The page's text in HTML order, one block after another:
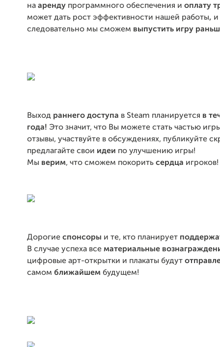
на аренду программного обеспечения и оплату
может дать рост эффективности нашей работы, и
следовательно мы сможем выпустить игру
Выход раннего доступа в Steam планируется в
года! Это значит, что Вы можете стать частью
отзывы, участвуйте в обсуждениях, публикуйте
предлагайте свои идеи по улучшению игры!
Мы верим, что сможем покорить сердца игроков!
Дорогие спонсоры и те, кто планирует
В случае успеха все материальные
цифровые арт-открытки и плакаты будут
самом ближайшем будущем!